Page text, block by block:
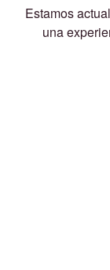
Estamos
una